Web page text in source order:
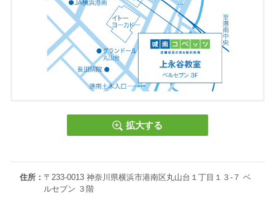
拡大する
住所： 〒233-0013 神奈川県横浜市港南区丸山台１丁目１３-７ ベ
ルセブン ３階